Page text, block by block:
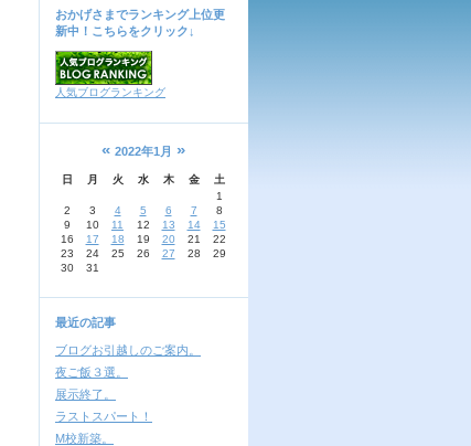
おかげさまでランキング上位更
新中！こちらをクリック↓
人気ブログランキング
« 2022年1月 »
日 月 火 水 木 金
土
1
2
3 4 5 6 7
8
9
10 11 12 13 14
15
16
17 18 19 20 21
22
23
24 25 26 27 28
29
30
31
最近の記事
ブログお引越しのご案内。
夜ご飯３選。
展示終了。
ラストスパート！
M校新築。